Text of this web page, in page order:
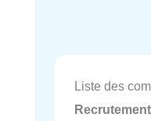
Liste des